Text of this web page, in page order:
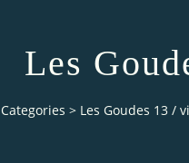
Les
Categories > Les Goudes 13 /